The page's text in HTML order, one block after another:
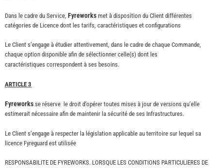
Dans le cadre du Service, Fyreworks met à disposition du Client différentes
catégories de Licence dont les tarifs, caractéristiques et configurations
Le Client s’engage à étudier attentivement, dans le cadre de chaque Commande,
chaque option disponible afin de sélectionner celle(s) dont les
caractéristiques correspondent à ses besoins.
ARTICLE 3
Fyreworks se réserve le droit d’opérer toutes mises à jour de versions qu’elle
estimerait nécessaire afin de maintenir la sécurité de ses Infrastructures.
Le Client s’engage à respecter la législation applicable au territoire sur lequel sa
licence Fyreguard est utilisée
RESPONSABILITE DE FYREWORKS. LORSQUE LES CONDITIONS PARTICULIERES DE